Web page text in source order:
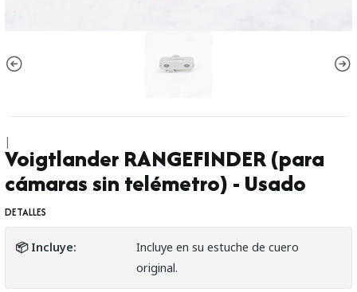
|
Voigtlander RANGEFINDER (para
cámaras sin telémetro) - Usado
DETALLES
📦 Incluye:
Incluye en su estuche de cuero
original.